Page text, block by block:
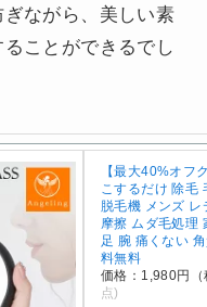
ながら、美しい素
ことができるでし
【最大40%オフ
こするだけ 除毛
脱毛機 メンズ
摩擦 ムダ毛処理
足 腕 痛くない
料無料
価格：1,980円
点)